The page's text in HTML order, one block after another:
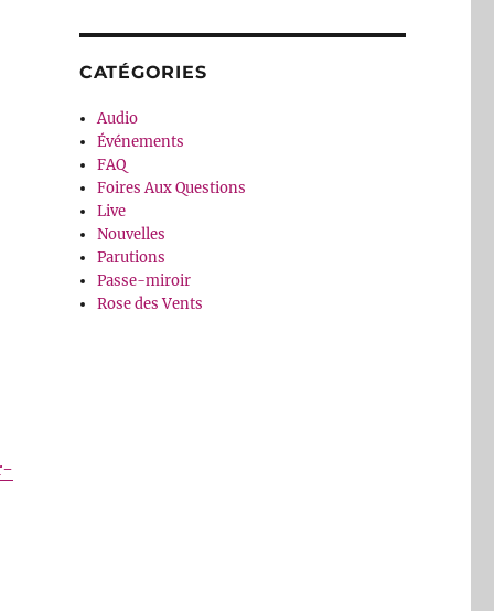
CATÉGORIES
Audio
Événements
FAQ
Foires Aux Questions
Live
Nouvelles
Parutions
Passe-miroir
Rose des Vents